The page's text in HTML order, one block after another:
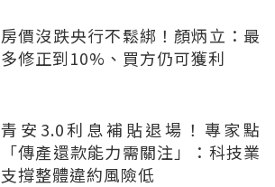
房價沒跌央行不鬆綁！顏炳立：最
多修正到10%、買方仍可獲利
青安3.0利息補貼退場！專家點
「傳產還款能力需關注」：科技業
支撐整體違約風險低